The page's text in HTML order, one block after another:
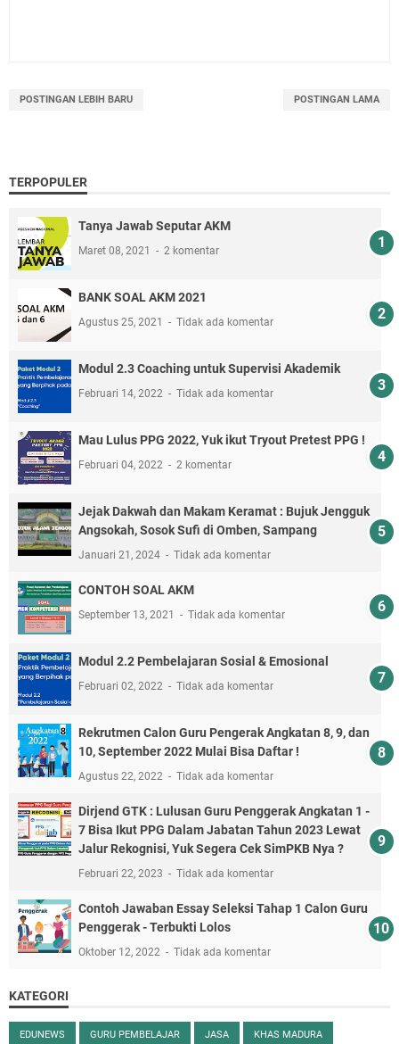
POSTINGAN LEBIH BARU POSTINGAN LAMA
TERPOPULER
Tanya Jawab Seputar AKM
Maret 08, 2021 2 komentar
BANK SOAL AKM 2021
Agustus 25, 2021 Tidak ada komentar
Modul 2.3 Coaching untuk Supervisi Akademik
Februari 14, 2022 Tidak ada komentar
Mau Lulus PPG 2022, Yuk ikut Tryout Pretest PPG !
Februari 04, 2022 2 komentar
Jejak Dakwah dan Makam Keramat : Bujuk Jengguk
Angsokah, Sosok Sufi di Omben, Sampang
Januari 21, 2024 Tidak ada komentar
CONTOH SOAL AKM
September 13, 2021 Tidak ada komentar
Modul 2.2 Pembelajaran Sosial & Emosional
Februari 02, 2022 Tidak ada komentar
Rekrutmen Calon Guru Pengerak Angkatan 8, 9, dan
10, September 2022 Mulai Bisa Daftar !
Agustus 22, 2022 Tidak ada komentar
Dirjend GTK : Lulusan Guru Penggerak Angkatan 1 -
7 Bisa Ikut PPG Dalam Jabatan Tahun 2023 Lewat
Jalur Rekognisi, Yuk Segera Cek SimPKB Nya ?
Februari 22, 2023 Tidak ada komentar
Contoh Jawaban Essay Seleksi Tahap 1 Calon Guru
Penggerak - Terbukti Lolos
Oktober 12, 2022 Tidak ada komentar
KATEGORI
EDUNEWS GURU PEMBELAJAR JASA KHAS MADURA